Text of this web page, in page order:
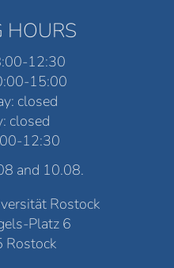
HOURS
12:30
15:00
closed
closed
12:30
and 10.08.
Rostock
Platz 6
Rostock